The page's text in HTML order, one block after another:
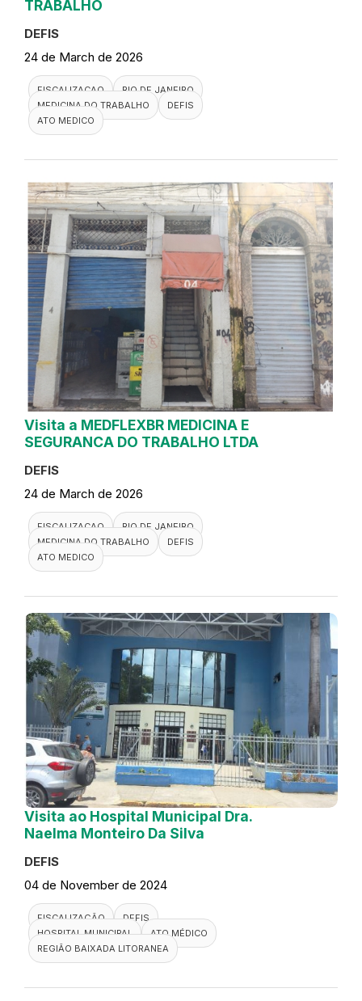
TRABALHO
DEFIS
24 de March de 2026
FISCALIZACAO
RIO DE JANEIRO
MEDICINA DO TRABALHO
DEFIS
ATO MEDICO
Visita a MEDFLEXBR MEDICINA E
SEGURANCA DO TRABALHO LTDA
DEFIS
24 de March de 2026
FISCALIZACAO
RIO DE JANEIRO
MEDICINA DO TRABALHO
DEFIS
ATO MEDICO
Visita ao Hospital Municipal Dra.
Naelma Monteiro Da Silva
DEFIS
04 de November de 2024
FISCALIZAÇÃO
DEFIS
HOSPITAL MUNICIPAL
ATO MÉDICO
REGIÃO BAIXADA LITORANEA